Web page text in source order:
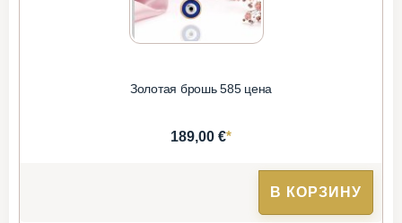
Золотая брошь 585 цена
189,00 €*
В КОРЗИНУ